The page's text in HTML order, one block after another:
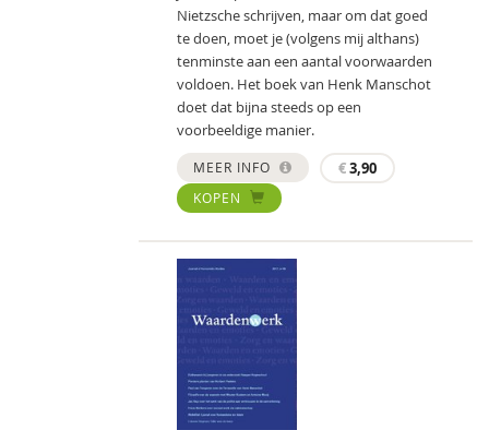
Nietzsche schrijven, maar om dat goed
te doen, moet je (volgens mij althans)
tenminste aan een aantal voorwaarden
voldoen. Het boek van Henk Manschot
doet dat bijna steeds op een
voorbeeldige manier.
MEER INFO €3,90
KOPEN